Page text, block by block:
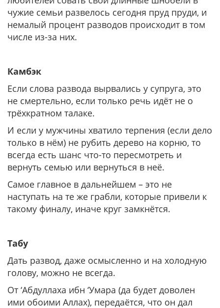
чужие семьи развелось сегодня пруд пруди, и
немалый процент разводов происходит в том
числе из-за них.
Камбэк
Если слова развода вырвались у супруга, это
не смертельно, если только речь идёт не о
трёхкратном талаке.
И если у мужчины хватило терпения (если дело
только в нём) не рубить дерево на корню, то
всегда есть шанс что-то пересмотреть и
вернуть семью или вернуться в неё.
Самое главное в дальнейшем – это не
наступать на те же грабли, которые привели к
такому финалу, иначе круг замкнётся.
Табу
Дать развод, даже осмысленно и на холодную
голову, можно не всегда.
От ‘Абдуллаха ибн ‘Умара (да будет доволен
ими обоими Аллах), передаётся, что он дал